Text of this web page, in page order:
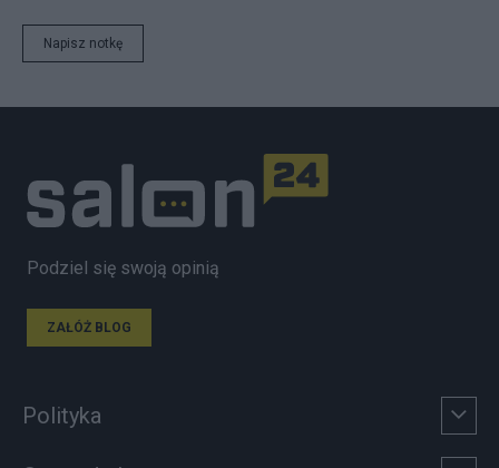
Napisz notkę
Podziel się swoją opinią
ZAŁÓŻ BLOG
Polityka